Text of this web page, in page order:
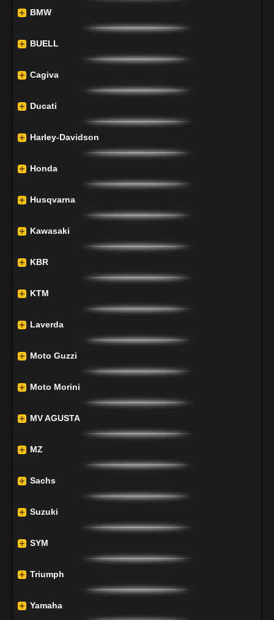
BMW
BUELL
Cagiva
Ducati
Harley-Davidson
Honda
Husqvarna
Kawasaki
KBR
KTM
Laverda
Moto Guzzi
Moto Morini
MV AGUSTA
MZ
Sachs
Suzuki
SYM
Triumph
Yamaha